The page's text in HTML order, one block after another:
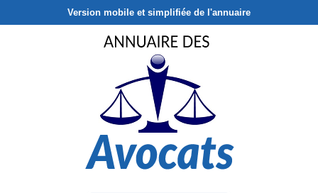
Version mobile et simplifiée de l'annuaire